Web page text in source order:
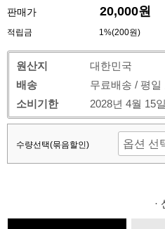
판매가 20,000원
적립금 1%(200원)
원산지
대한민국
배송
무료배송 / 평일
소비기한
2028년 4월 15
수량선택(묶음할인)
·